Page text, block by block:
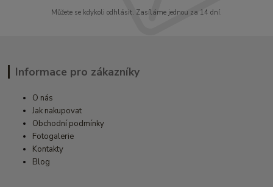
Můžete se kdykoli odhlásit. Zasíláme jednou za 14 dní.
Informace pro zákazníky
O nás
Jak nakupovat
Obchodní podmínky
Fotogalerie
Kontakty
Blog